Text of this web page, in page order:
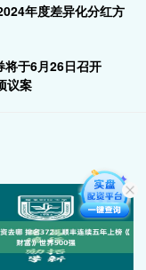
年度差异化分红方
将于6月26日召开
议案